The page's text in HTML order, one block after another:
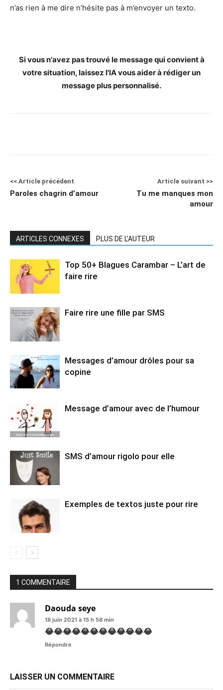
n’as rien à me dire n’hésite pas à m’envoyer un texto.
Si vous n'avez pas trouvé le message qui convient à
votre situation, laissez l'IA vous aider à rédiger un
message plus personnalisé.
<< Article précédent
Paroles chagrin d’amour
Article suivant >>
Tu me manques mon
amour
ARTICLES CONNEXES PLUS DE L'AUTEUR
Top 50+ Blagues Carambar – L’art de
faire rire
Faire rire une fille par SMS
Messages d’amour drôles pour sa
copine
Message d’amour avec de l’humour
SMS d’amour rigolo pour elle
Exemples de textos juste pour rire
1 COMMENTAIRE
Daouda seye
18 juin 2021 à 15 h 58 min
😂😂😂😂😂😂😂😂😂😂😂😂
Répondre
LAISSER UN COMMENTAIRE